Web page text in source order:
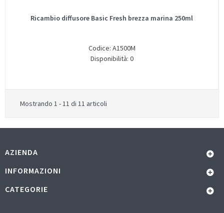
Ricambio diffusore Basic Fresh brezza marina 250ml
Codice: A1500M
Disponibilità: 0
Mostrando 1 - 11 di 11 articoli
AZIENDA
INFORMAZIONI
CATEGORIE